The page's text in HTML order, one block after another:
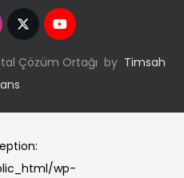
Çözüm Ortağı by Timsah
wp-